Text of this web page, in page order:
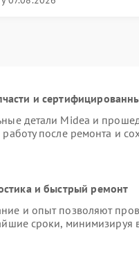
и
детали Midea и
после ремонта и
и быстрый ремонт
и опыт позволяют
сроки, минимизируя